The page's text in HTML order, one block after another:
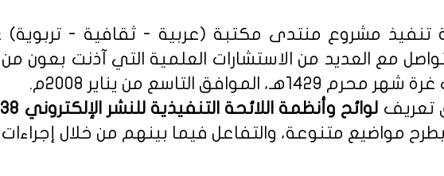
تنفيذ مشروع منتدى مكتبة (عربية - ثقافية - تربوية)
مع العديد من الاستشارات العلمية التي آذنت بعون
التاسع من يناير 2008م.
تعريف
مواضيع متنوعة، والتفاعل فيما بينهم من خلال